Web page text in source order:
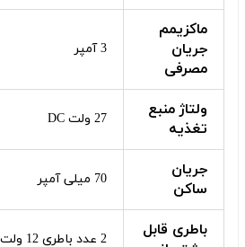
ماکزیمم
جریان
مصرفی
3 آمپر
ولتاژ منبع
تغذیه
27 ولت DC
جریان
ساکن
70 میلی آمپر
باطری قابل
2 عدد باطری 12 ولت 7 آمپر ساعت